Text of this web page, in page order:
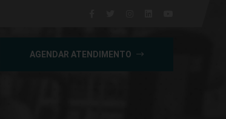
AGENDAR ATENDIMENTO